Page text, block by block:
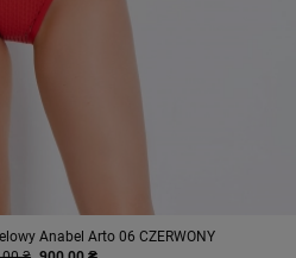
Anabel Arto 06 CZERWONY